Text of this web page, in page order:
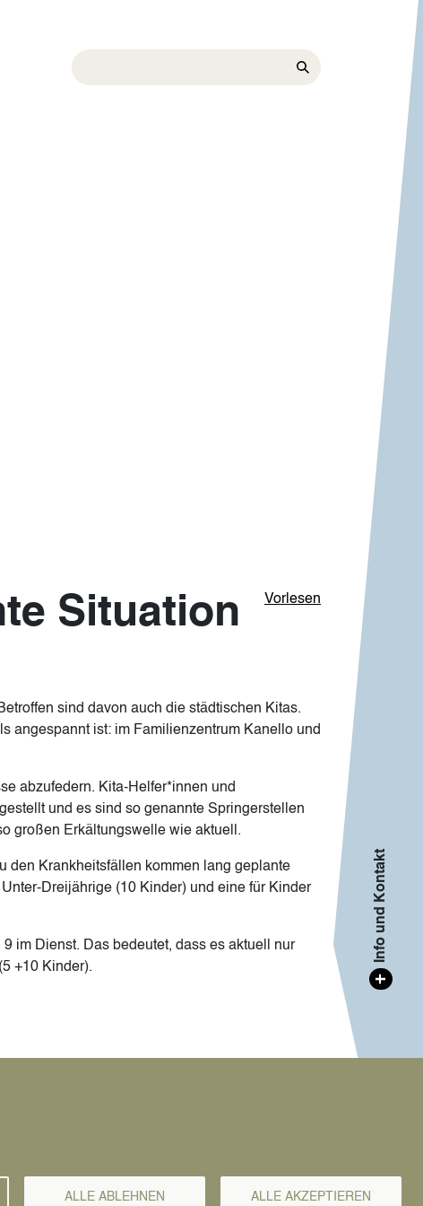
Vorlesen
Situation
sind davon auch die städtischen Kitas.
angespannt ist: im Familienzentrum Kanello und
abzufedern. Kita-Helfer*innen und
und es sind so genannte Springerstellen
großen Erkältungswelle wie aktuell.
den Krankheitsfällen kommen lang geplante
Dreijährige (10 Kinder) und eine für Kinder
im Dienst. Das bedeutet, dass es aktuell nur
+10 Kinder).
ALLE ABLEHNEN ALLE AKZEPTIEREN
+
Info und Kontakt